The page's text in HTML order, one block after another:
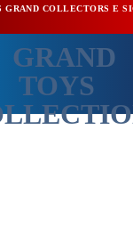
GRAND COLLECTORS E